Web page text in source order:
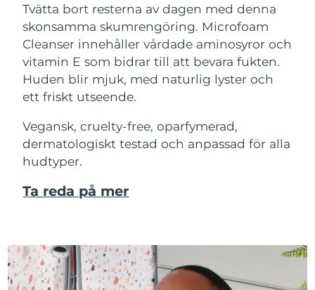
Tvätta bort resterna av dagen med denna
skonsamma skumrengöring. Microfoam
Cleanser innehåller vårdade aminosyror och
vitamin E som bidrar till att bevara fukten.
Huden blir mjuk, med naturlig lyster och
ett friskt utseende.
Vegansk, cruelty-free, oparfymerad,
dermatologiskt testad och anpassad för alla
hudtyper.
Ta reda på mer